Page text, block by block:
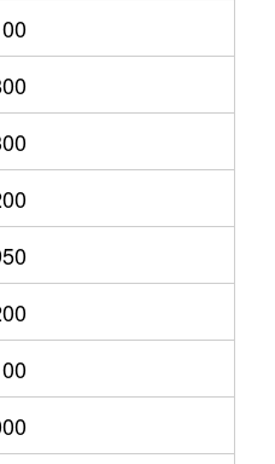
万円
万円
万円
万円
万円
万円
万円
茶山・京都芸
万円
茶山・京都芸